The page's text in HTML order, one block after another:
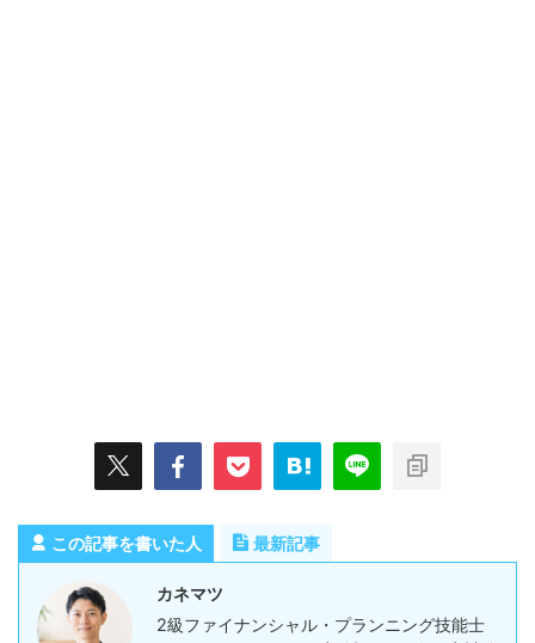
この記事を書いた人 最新記事
カネマツ
2級ファイナンシャル・プランニング技能士